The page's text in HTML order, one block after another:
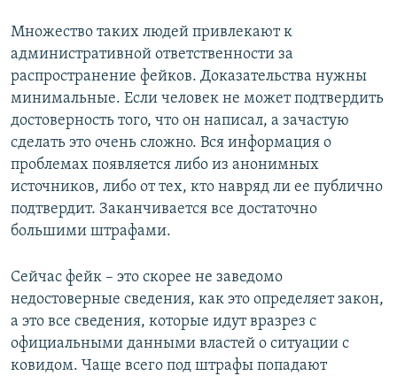
Множество таких людей привлекают к
административной ответственности за
распространение фейков. Доказательства нужны
минимальные. Если человек не может подтвердить
достоверность того, что он написал, а зачастую
сделать это очень сложно. Вся информация о
проблемах появляется либо из анонимных
источников, либо от тех, кто навряд ли ее публично
подтвердит. Заканчивается все достаточно
большими штрафами.
Сейчас фейк – это скорее не заведомо
недостоверные сведения, как это определяет закон,
а это все сведения, которые идут вразрез с
официальными данными властей о ситуации с
ковидом. Чаще всего под штрафы попадают